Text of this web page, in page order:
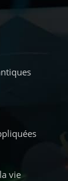
vie